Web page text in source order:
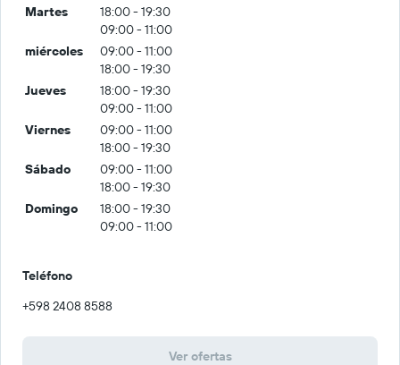
Martes
18:00 - 19:30
09:00 - 11:00
miércoles
09:00 - 11:00
18:00 - 19:30
Jueves
18:00 - 19:30
09:00 - 11:00
Viernes
09:00 - 11:00
18:00 - 19:30
Sábado
09:00 - 11:00
18:00 - 19:30
Domingo
18:00 - 19:30
09:00 - 11:00
Teléfono
+598 2408 8588
Ver ofertas